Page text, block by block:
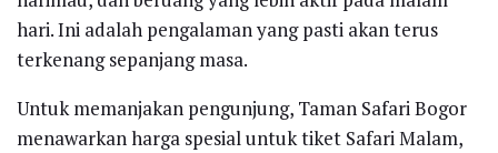
hari. Ini adalah pengalaman yang pasti akan terus
terkenang sepanjang masa.
Untuk memanjakan pengunjung, Taman Safari Bogor
menawarkan harga spesial untuk tiket Safari Malam,